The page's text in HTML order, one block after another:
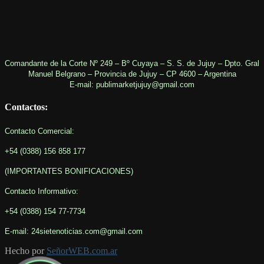
Comandante de la Corte Nº 249 – Bº Cuyaya – S. S. de Jujuy – Dpto. Gral
Manuel Belgrano – Provincia de Jujuy – CP 4600 – Argentina
E-mail: publimarketjujuy@gmail.com
Contactos:
Contacto Comercial:
+54 (0388) 156 858 177
(IMPORTANTES BONIFICACIONES)
Contacto Informativo:
+54 (0388) 154 77-7734
E-mail: 24sietenoticias.com@gmail.com
Hecho por SeñorWEB.com.ar